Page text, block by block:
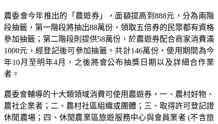
農委會今年推出的「農遊券」，面額提高到888元，分為兩階
段抽籤，第一階段將抽出88萬份，領取五倍券的民眾都有資格
參加抽籤；第二階段則提供58萬份，於農遊券配合商家消費滿
1000元，經登記後可參加抽籤。共計146萬份，使用期間為今
年10月至明年4月，之後將會公布抽獎日期以及詳細合作業
者。
農委會輔導的十大類領域消費可使用農遊券，一、農村好物、
農社企業者；二、農村社區組織或團體；三、取得許可登記證
休閒農場；四、休閒農業區旅遊服務中心與會員業者 (不含旅